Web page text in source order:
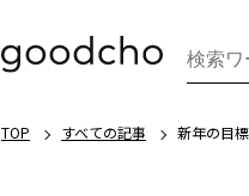
TOP すべての記事 新年の目